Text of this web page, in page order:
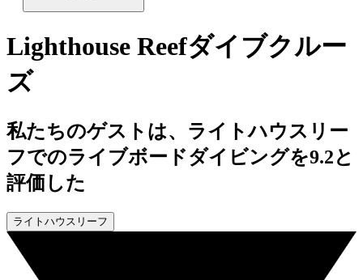
Lighthouse Reefダイブクルー
ズ
私たちのゲストは、ライトハウスリー
フでのライブボードダイビングを9.2と
評価した
ライトハウスリーフ